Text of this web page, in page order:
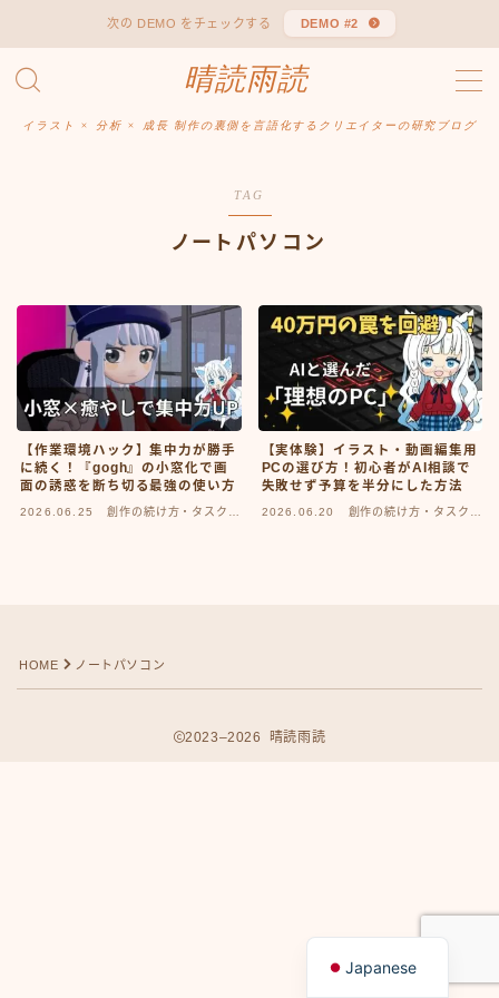
次の DEMO をチェックする DEMO #2
晴読雨読
イラスト × 分析 × 成長 制作の裏側を言語化するクリエイターの研究ブログ
MENU
お問い合わせ
TAG
ノートパソコン
【作業環境ハック】集中力が勝手
に続く！『gogh』の小窓化で画
面の誘惑を断ち切る最強の使い方
2026.06.25
創作の続け方・タスク管
【実体験】イラスト・動画編集用
PCの選び方！初心者がAI相談で
失敗せず予算を半分にした方法
2026.06.20
創作の続け方・タスク管
HOME ノートパソコン
2023–2026 晴読雨読
Japanese